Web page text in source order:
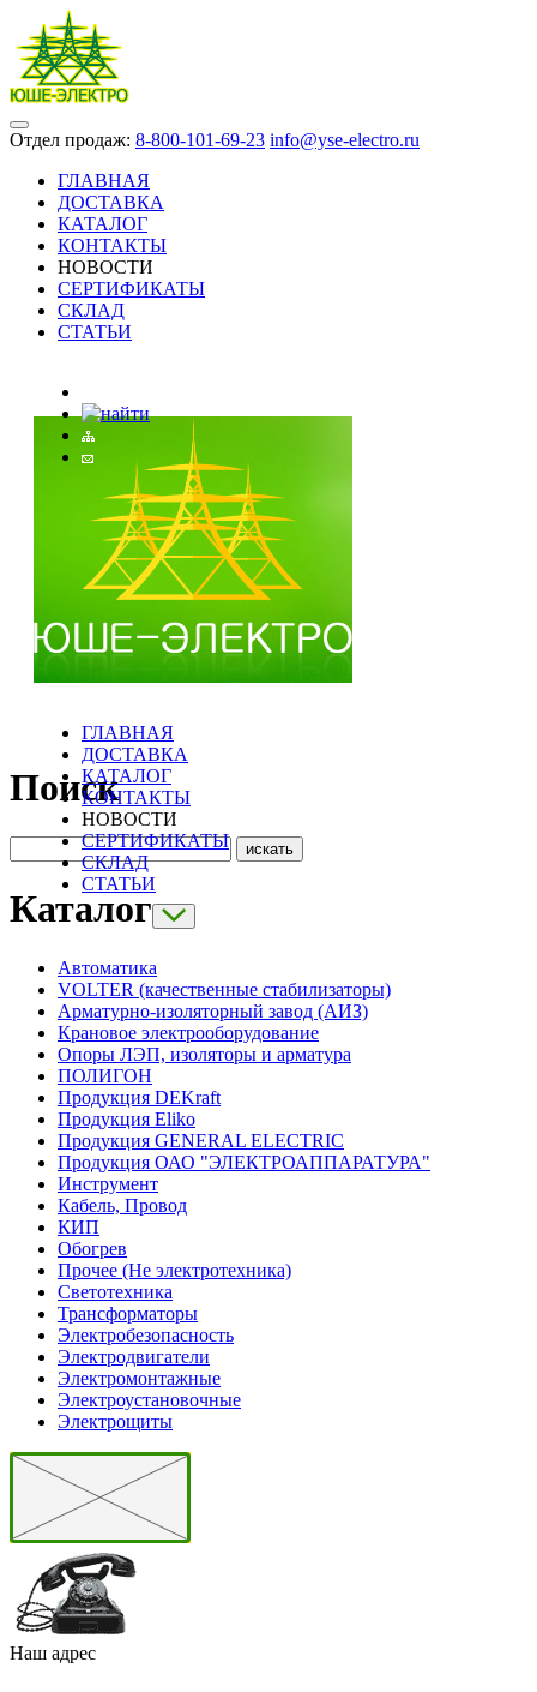
Отдел продаж: 8-800-101-69-23 info@yse-electro.ru
ГЛАВНАЯ
ДОСТАВКА
КАТАЛОГ
КОНТАКТЫ
НОВОСТИ
СЕРТИФИКАТЫ
СКЛАД
СТАТЬИ
ГЛАВНАЯ
ДОСТАВКА
КАТАЛОГ
КОНТАКТЫ
НОВОСТИ
СЕРТИФИКАТЫ
СКЛАД
СТАТЬИ
Поиск
Каталог
Автоматика
VOLTER (качественные стабилизаторы)
Арматурно-изоляторный завод (АИЗ)
Крановое электрооборудование
Опоры ЛЭП, изоляторы и арматура
ПОЛИГОН
Продукция DEKraft
Продукция Eliko
Продукция GENERAL ELECTRIC
Продукция ОАО "ЭЛЕКТРОАППАРАТУРА"
Инструмент
Кабель, Провод
КИП
Обогрев
Прочее (Не электротехника)
Светотехника
Трансформаторы
Электробезопасность
Электродвигатели
Электромонтажные
Электроустановочные
Электрощиты
Наш адрес